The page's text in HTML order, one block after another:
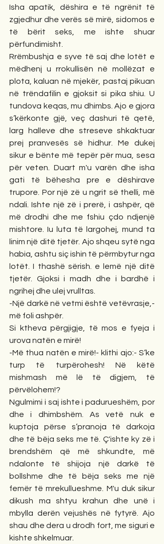
Isha apatik, dëshira e të ngrënit të
zgjedhur dhe verës së mirë, sidomos e
të bërit seks, me ishte shuar
përfundimisht.
Rrëmbushja e syve të saj dhe lotët e
mëdhenj u rrokullisën në mollëzat e
plota, kaluan në mjekër, pastaj pikuan
në trëndafilin e gjoksit si pika shiu. U
tundova keqas, mu dhimbs. Ajo e gjora
s’kërkonte gjë, veç dashuri të qetë,
larg halleve dhe streseve shkaktuar
prej pranvesës së hidhur. Me dukej
sikur e bënte më tepër për mua, sesa
për veten. Duart m'u varën dhe isha
gati të bëhesha pre e dëshirave
trupore. Por një zë u ngrit së thelli, më
ndali. Ishte një zë i prerë, i ashpër, që
më drodhi dhe me fshiu çdo ndjenjë
mishtore. Iu luta të largohej, mund ta
linim një ditë tjetër. Ajo shqeu sytë nga
habia, ashtu siç ishin të përmbytur nga
lotët. I thashë sërish. e lemë një ditë
tjetër. Gjoksi i madh dhe i bardhë i
ngrihej dhe ulej vrulltas.
-Një darkë në vetmi është vetëvrasje,-
më foli ashpër.
Si ktheva përgjigje, të mos e fyeja i
urova natën e mirë!
-Më thua natën e mirë!- klithi ajo:- S’ke
turp të turpërohesh! Në këtë
mishmash më lë të digjem, të
përvëlohem!?
Ngulmimi i saj ishte i padurueshëm, por
dhe i dhimbshëm. As vetë nuk e
kuptoja përse s’pranoja të darkoja
dhe të bëja seks me të. Ç'ishte ky zë i
brendshëm që më shkundte, më
ndalonte të shijoja një darkë të
bollshme dhe të bëja seks me një
femër të mrekullueshme. M'u duk sikur
dikush ma shtyu krahun dhe unë i
mbylla derën vejushës në fytyrë. Ajo
shau dhe dera u drodh fort, me siguri e
kishte shkelmuar.